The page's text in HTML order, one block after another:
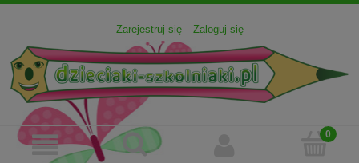
Zarejestruj się Zaloguj się